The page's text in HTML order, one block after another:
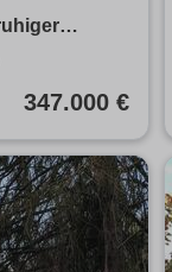
347.000 €